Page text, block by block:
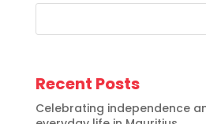
Recent Posts
Celebrating independence